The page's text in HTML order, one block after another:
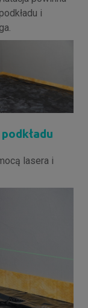
i
lasera i